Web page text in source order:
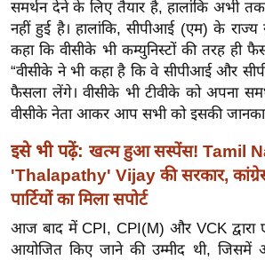
ग
इं
डि
या
सा
त्य
ज
ग
त
ऑ
समर्थन देने के लिए तैयार है, हालांकि अभी तक
नहीं हुई है। हालांकि, सीपीआई (एम) के
कहा कि वीसीके भी कम्युनिस्टों की तरह ही
“वीसीके ने भी कहा है कि वे सीपीआई और
फैसला लेंगे। वीसीके भी टीवीके को अपना
वीसीके नेता आकर आप सभी को इसकी
इसे भी पढ़ें: खत्म हुआ सस्पेंस! Tamil
'Thalapathy' Vijay की सरकार,
पार्टियों का मिला सपोर्ट
आज बाद में CPI, CPI(M) और VCK द्वारा
आयोजित किए जाने की उम्मीद थी, जिसमें